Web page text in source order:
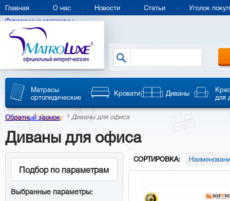
Главная О нас Новости Статьи
Уголок
Фирменные магазины
Обратный звонок
Матрасы
ортопедические Кровати Диваны для
Главная Диваны Диваны для офиса
Диваны для офиса
Подбор по параметрам
Выбранные параметры:
СОРТИРОВКА: